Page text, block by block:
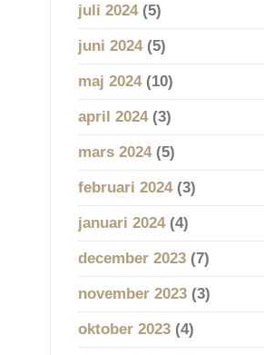
juli 2024(5)
juni 2024(5)
maj 2024(10)
april 2024(3)
mars 2024(5)
februari 2024(3)
januari 2024(4)
december 2023(7)
november 2023(3)
oktober 2023(4)